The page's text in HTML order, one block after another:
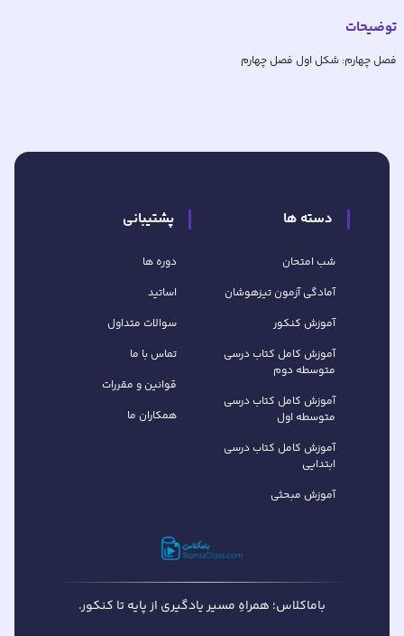
توضیحات
فصل چهارم: شکل اول فصل چهارم
دسته ها
شب امتحان
آمادگی آزمون تیزهوشان
آموزش کنکور
آموزش کامل کتاب‌ درسی
متوسطه دوم
آموزش کامل کتاب‌ درسی
متوسطه اول
آموزش کامل کتاب درسی
ابتدایی
آموزش مبحثی
پشتیبانی
دوره ها
اساتید
سوالات متداول
تماس با ما
قوانین و مقررات
همکاران ما
باماکلاس؛ همراهِ مسیر یادگیری از پایه تا کنکور.